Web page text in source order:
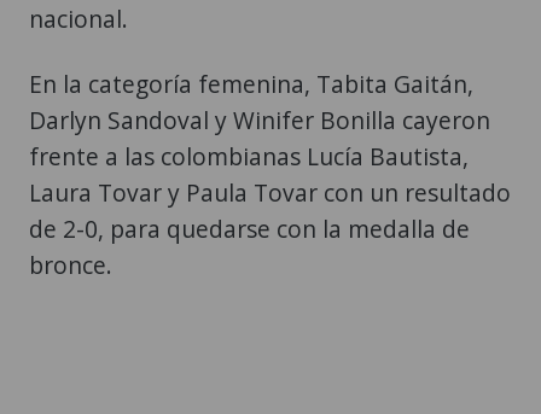
nacional.
En la categoría femenina, Tabita Gaitán,
Darlyn Sandoval y Winifer Bonilla cayeron
frente a las colombianas Lucía Bautista,
Laura Tovar y Paula Tovar con un resultado
de 2-0, para quedarse con la medalla de
bronce.